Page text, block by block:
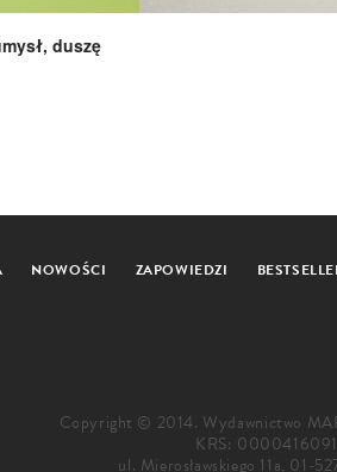
duszę
NOWOŚCI ZAPOWIEDZI
Copyright © 2014. Wydawnictwo
KRS: 0000416091
ul. Mierosławskiego 11a, 01-